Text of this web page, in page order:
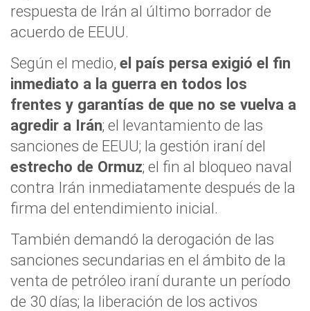
respuesta de Irán al último borrador de
acuerdo de EEUU.
Según el medio, el país persa exigió el fin
inmediato a la guerra en todos los
frentes y garantías de que no se vuelva a
agredir a Irán; el levantamiento de las
sanciones de EEUU; la gestión iraní del
estrecho de Ormuz; el fin al bloqueo naval
contra Irán inmediatamente después de la
firma del entendimiento inicial.
También demandó la derogación de las
sanciones secundarias en el ámbito de la
venta de petróleo iraní durante un período
de 30 días; la liberación de los activos